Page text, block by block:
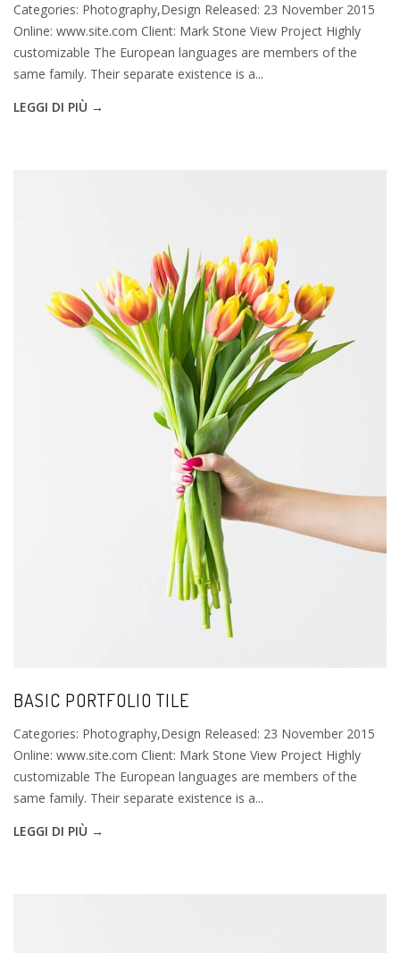
Categories: Photography,Design Released: 23 November 2015
Online: www.site.com Client: Mark Stone View Project Highly
customizable The European languages are members of the
same family. Their separate existence is a...
LEGGI DI PIÙ →
BASIC PORTFOLIO TILE
Categories: Photography,Design Released: 23 November 2015
Online: www.site.com Client: Mark Stone View Project Highly
customizable The European languages are members of the
same family. Their separate existence is a...
LEGGI DI PIÙ →